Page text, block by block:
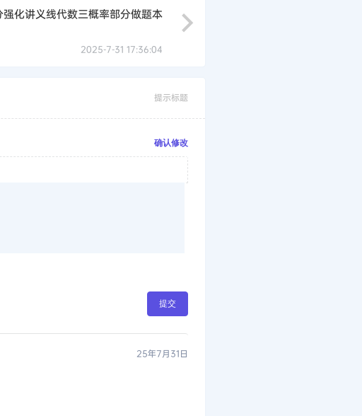
化讲义线代数三概率部分做题本
2025-7-31 17:36:04
提示标题
确认修改
提交
25年7月31日